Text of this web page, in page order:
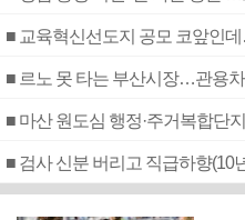
■ 교육혁신선도지 공모 코앞인데
■ 르노 못 타는 부산시장…관용
■ 마산 원도심 행정·주거복합단